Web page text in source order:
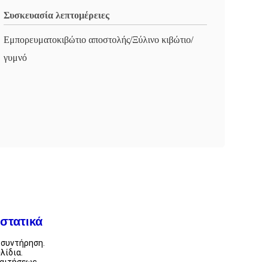
Συσκευασία λεπτομέρειες
Εμπορευματοκιβώτιο αποστολής/Ξύλινο κιβώτιο/
γυμνό